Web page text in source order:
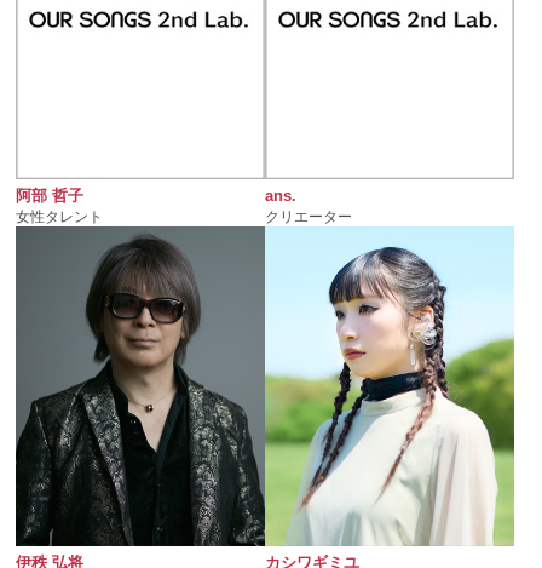
阿部 哲子
女性タレント
ans.
クリエーター
伊秩 弘将 カシワギミユ